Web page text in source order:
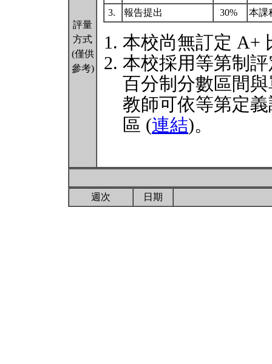
評量
方式
(僅供
參考)
3.
報告提出 30% 本課
本校尚無訂定 A+
本校採用等第制
百分制分數區間
教師可依等第定
區 (連結)。
週次 日期